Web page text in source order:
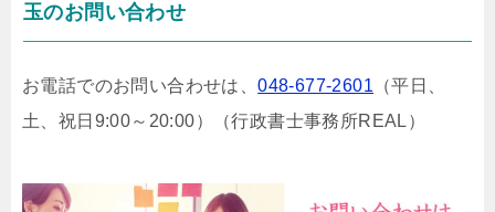
玉のお問い合わせ
お電話でのお問い合わせは、048-677-2601 （平日、
土、祝日9:00～20:00）
（行政書士事務所REAL）